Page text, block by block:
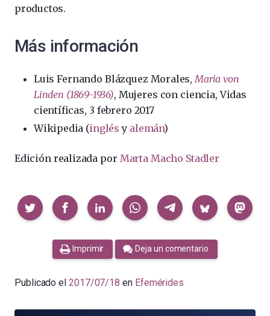
productos.
Más información
Luis Fernando Blázquez Morales,Maria von
Linden (1869-1936), Mujeres con ciencia, Vidas
científicas, 3 febrero 2017
Wikipedia (inglés y alemán)
Edición realizada por Marta Macho Stadler
Compartir
Imprimir Deja un comentario
Publicado el 2017/07/18 en Efemérides